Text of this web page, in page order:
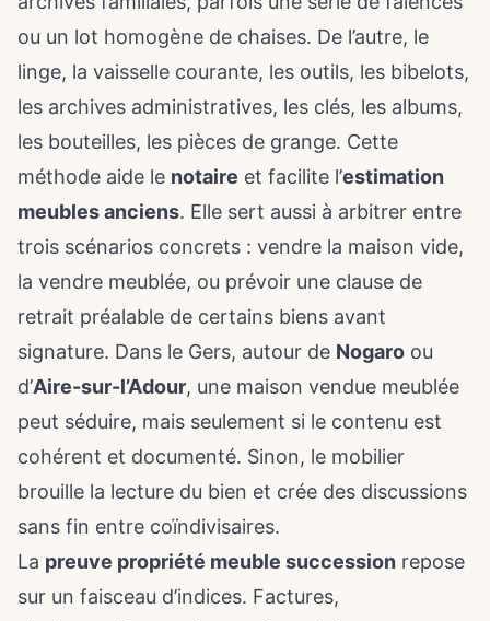
ou un lot homogène de chaises. De l’autre, le
linge, la vaisselle courante, les outils, les bibelots,
les archives administratives, les clés, les albums,
les bouteilles, les pièces de grange. Cette
méthode aide le notaire et facilite l’estimation
meubles anciens. Elle sert aussi à arbitrer entre
trois scénarios concrets : vendre la maison vide,
la vendre meublée, ou prévoir une clause de
retrait préalable de certains biens avant
signature. Dans le Gers, autour de Nogaro ou
d’Aire-sur-l’Adour, une maison vendue meublée
peut séduire, mais seulement si le contenu est
cohérent et documenté. Sinon, le mobilier
brouille la lecture du bien et crée des discussions
sans fin entre coïndivisaires.
La preuve propriété meuble succession repose
sur un faisceau d’indices. Factures,